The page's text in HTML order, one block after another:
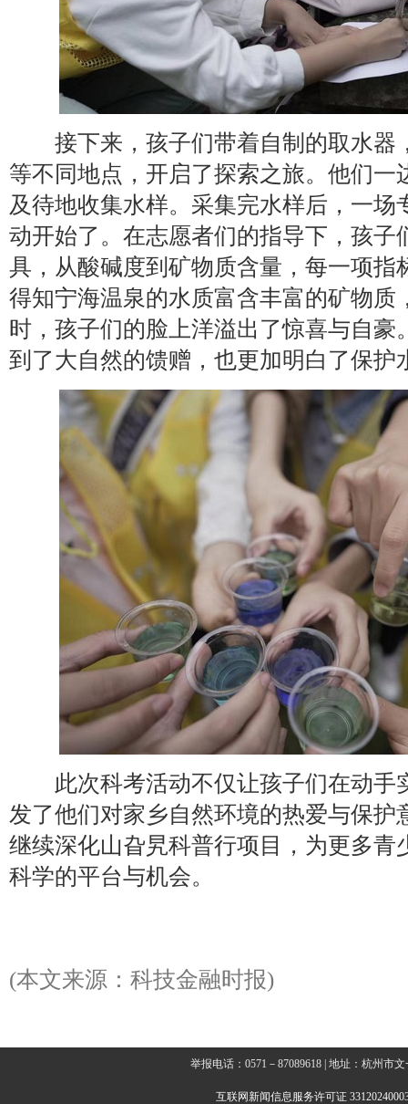
接下来，孩子们带着自制的取水器
等不同地点，开启了探索之旅。他们一
及待地收集水样。采集完水样后，一场
动开始了。在志愿者们的指导下，孩子
具，从酸碱度到矿物质含量，每一项指
得知宁海温泉的水质富含丰富的矿物质
时，孩子们的脸上洋溢出了惊喜与自豪
到了大自然的馈赠，也更加明白了保护
此次科考活动不仅让孩子们在动手
发了他们对家乡自然环境的热爱与保护
继续深化山旮旯科普行项目，为更多青
科学的平台与机会。
(本文来源：科技金融时报)
举报电话：0571－87089618 | 地址：杭州市
互联网新闻信息服务许可证